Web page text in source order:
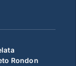
Rondon